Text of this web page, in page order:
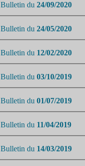
Bulletin du 24/09/2020
Bulletin du 24/05/2020
Bulletin du 12/02/2020
Bulletin du 03/10/2019
Bulletin du 01/07/2019
Bulletin du 11/04/2019
Bulletin du 14/03/2019